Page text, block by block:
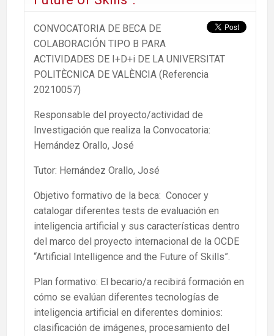
CONVOCATORIA DE BECA DE
COLABORACIÓN TIPO B PARA
ACTIVIDADES DE I+D+i DE LA UNIVERSITAT
POLITÈCNICA DE VALÈNCIA (Referencia
20210057)
Responsable del proyecto/actividad de
Investigación que realiza la Convocatoria:
Hernández Orallo, José
Tutor: Hernández Orallo, José
Objetivo formativo de la beca: Conocer y
catalogar diferentes tests de evaluación en
inteligencia artificial y sus características dentro
del marco del proyecto internacional de la OCDE
“Artificial Intelligence and the Future of Skills”.
Plan formativo: El becario/a recibirá formación en
cómo se evalúan diferentes tecnologías de
inteligencia artificial en diferentes dominios:
clasificación de imágenes, procesamiento del